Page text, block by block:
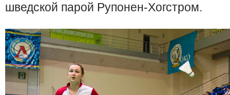
шведской парой Рупонен-Хогстром.